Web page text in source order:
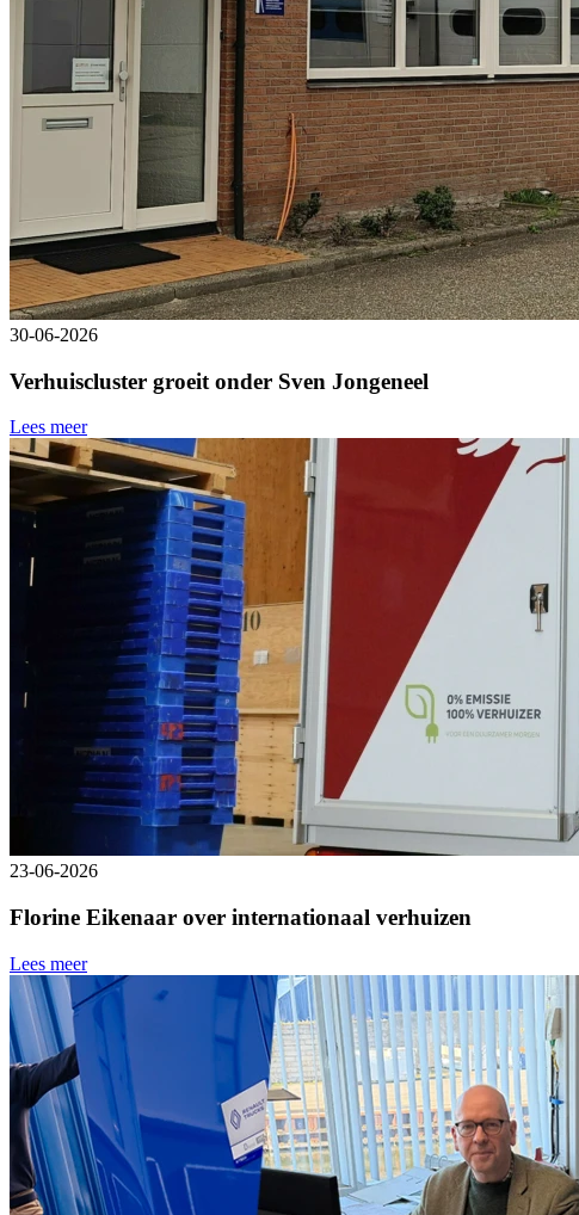
30-06-2026
Verhuiscluster groeit onder Sven Jongeneel
Lees meer
23-06-2026
Florine Eikenaar over internationaal verhuizen
Lees meer